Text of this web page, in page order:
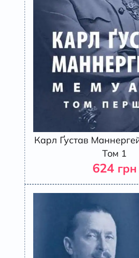
Карл Ґустав
Том 1
624 грн